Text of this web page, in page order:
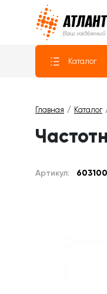
Атлантснаб
Каталог
Главная Каталог
Артикул: